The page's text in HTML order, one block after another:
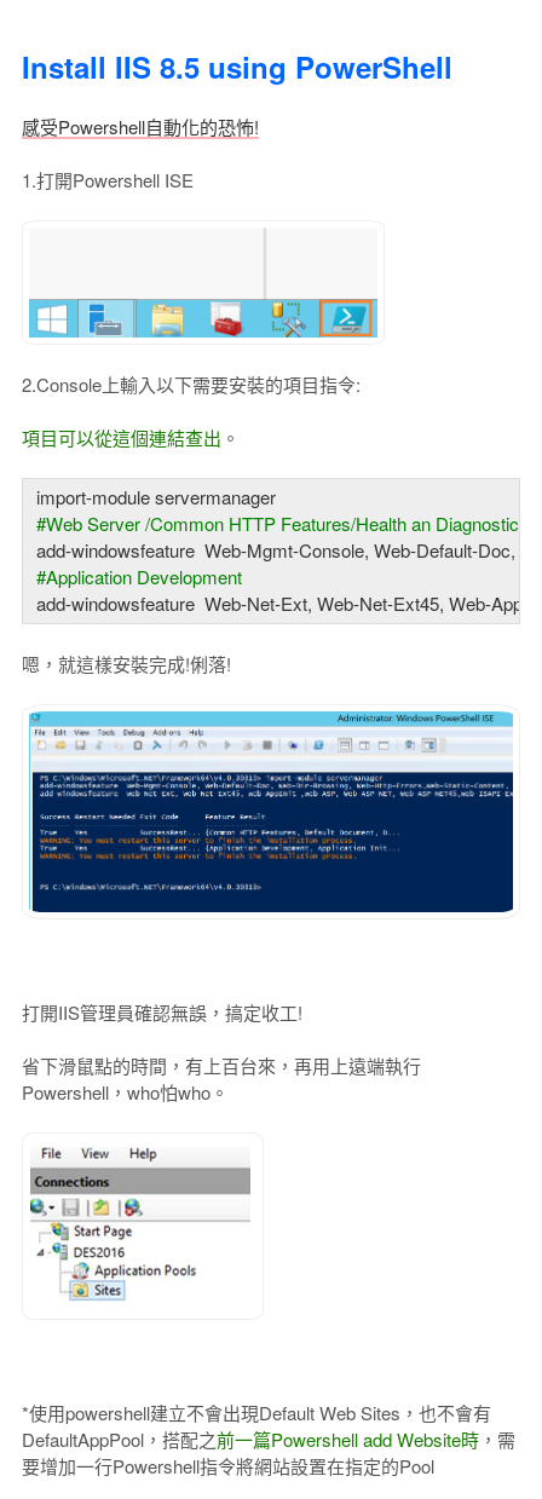
Install IIS 8.5 using PowerShell
感受Powershell自動化的恐怖!
1.打開Powershell ISE
2.Console上輸入以下需要安裝的項目指令:
項目可以從這個連結查出 。
import-module servermanager
#Web Server /Common HTTP Features/Health an
#Application Development
嗯，就這樣安裝完成!俐落!
打開IIS管理員確認無誤，搞定收工!
省下滑鼠點的時間，有上百台來，再用上遠端執行
Powershell，who怕who。
*使用powershell建立不會出現Default Web Sites，也不會有
DefaultAppPool，搭配之前一篇Powershell add Website時，需
要增加一行Powershell指令將網站設置在指定的Pool